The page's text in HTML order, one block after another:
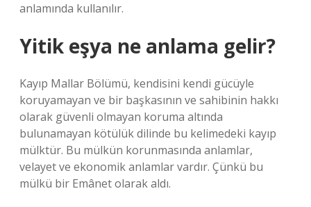
anlamında kullanılır.
Yitik eşya ne anlama gelir?
Kayıp Mallar Bölümü, kendisini kendi gücüyle
koruyamayan ve bir başkasının ve sahibinin hakkı
olarak güvenli olmayan koruma altında
bulunamayan kötülük dilinde bu kelimedeki kayıp
mülktür. Bu mülkün korunmasında anlamlar,
velayet ve ekonomik anlamlar vardır. Çünkü bu
mülkü bir Emânet olarak aldı.